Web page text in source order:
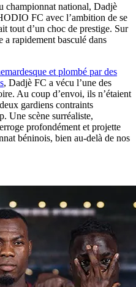
championnat national, Dadjè
FC avec l’ambition de se
tout d’un choc de prestige. Sur
a rapidement basculé dans
et plombé par des
, Dadjè FC a vécu l’une des
Au coup d’envoi, ils n’étaient
gardiens contraints
Une scène surréaliste,
profondément et projette
béninois, bien au-delà de nos